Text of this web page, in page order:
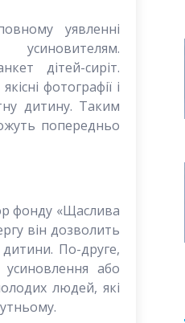
уявленні
дітей-сиріт.
фотографії і
дитину. Таким
попередньо
фонду «Щаслива
він дозволить
По-друге,
або
людей, які